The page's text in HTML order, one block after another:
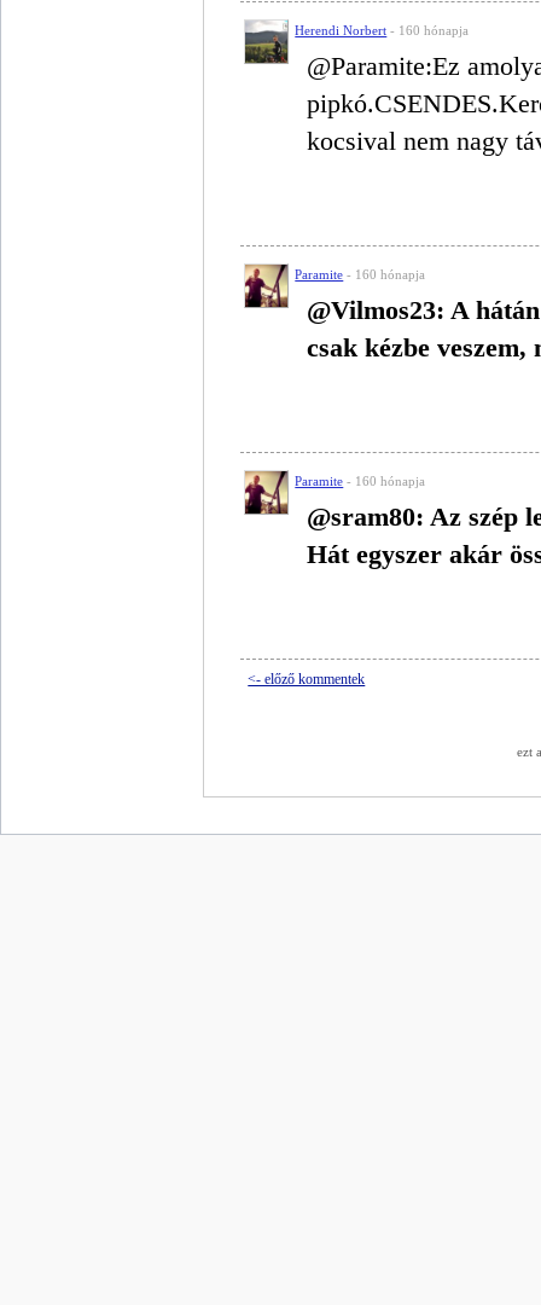
Herendi Norbert - 160 hónapja
@Paramite:Ez
kocsival nem nagy
Paramite - 160 hónapja
@Vilmos23: A
csak kézbe
Paramite - 160 hónapja
@sram80: Az szép
Hát egyszer akár
<- előző kommentek
ezt